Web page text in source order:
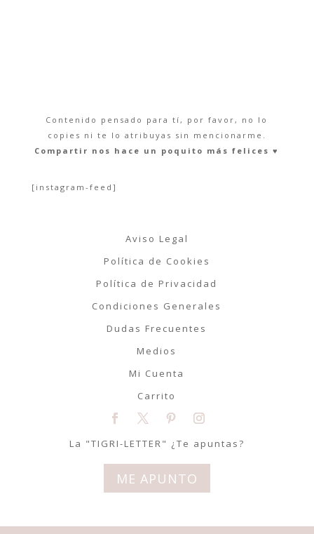
Contenido pensado para tí, por favor, no lo
copies ni te lo atribuyas sin mencionarme.
Compartir nos hace un poquito más felices ♥︎
[instagram-feed]
Aviso Legal
Política de Cookies
Política de Privacidad
Condiciones Generales
Dudas Frecuentes
Medios
Mi Cuenta
Carrito
La "TIGRI-LETTER" ¿Te apuntas?
ME APUNTO